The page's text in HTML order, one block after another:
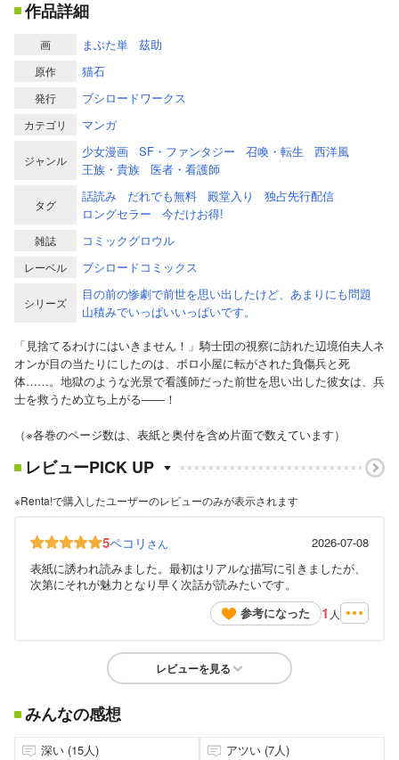
作品詳細
画 まぶた単 茲助
原作 猫石
発行 ブシロードワークス
カテゴリ マンガ
ジャンル
少女漫画 SF・ファンタジー 召喚・転生
西洋風
王族・貴族
医者・看護師
タグ
話読み だれでも無料 殿堂入り
独占先行配信
ロングセラー
今だけお得!
雑誌 コミックグロウル
レーベル ブシロードコミックス
シリーズ
目の前の惨劇で前世を思い出したけど、あまりにも問題
山積みでいっぱいいっぱいです。
「見捨てるわけにはいきません！」騎士団の視察に訪れた辺境伯夫人ネ
オンが目の当たりにしたのは、ボロ小屋に転がされた負傷兵と死
体……。地獄のような光景で看護師だった前世を思い出した彼女は、兵
士を救うため立ち上がる――！
（※各巻のページ数は、表紙と奥付を含め片面で数えています）
レビューPICK UP
※Renta!で購入したユーザーのレビューのみが表示されます
5ペコリ さん
2026-07-08
表紙に誘われ読みました。最初はリアルな描写に引きましたが、
次第にそれが魅力となり早く次話が読みたいです。
参考になった
1 人
レビューを見る
みんなの感想
深い (15人)
アツい (7人)